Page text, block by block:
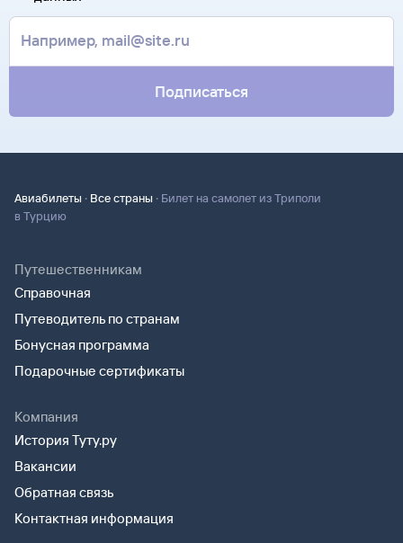
Она может пригодиться на паспортном контроле
за границей, хотя для посадки в самолет вам понадобится
только паспорт.
контакты агентства-партнера, через которое оформлен
билет. Вы можете связаться с ним напрямую.
Подписаться
Авиабилеты · Все страны · Билет на самолет из Триполи
в Турцию
Путешественникам
Справочная
Путеводитель по странам
Бонусная программа
Подарочные сертификаты
Компания
История Туту.ру
Вакансии
Обратная связь
Контактная информация